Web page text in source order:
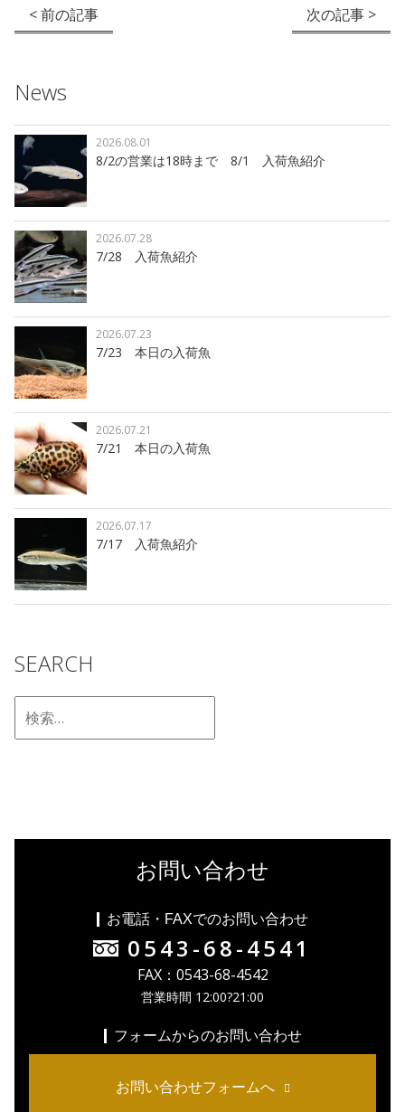
< 前の記事 次の記事 >
News
8/2の営業は18時まで 8/1 入荷魚紹介
2026.08.01
7/28 入荷魚紹介
2026.07.28
7/23 本日の入荷魚
2026.07.23
7/21 本日の入荷魚
2026.07.21
7/17 入荷魚紹介
2026.07.17
SEARCH
お問い合わせ
お電話・FAXでのお問い合わせ
0543-68-4541
FAX：0543-68-4542
営業時間 12:00?21:00
フォームからのお問い合わせ
お問い合わせフォームへ